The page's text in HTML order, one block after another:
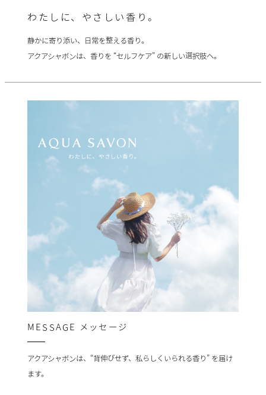
わたしに、やさしい香り。
静かに寄り添い、日常を整える香り。
アクアシャボンは、香りを “セルフケア” の新しい選択肢へ。
MESSAGE メッセージ
アクアシャボンは、“背伸びせず、私らしくいられる香り” を届け
ます。